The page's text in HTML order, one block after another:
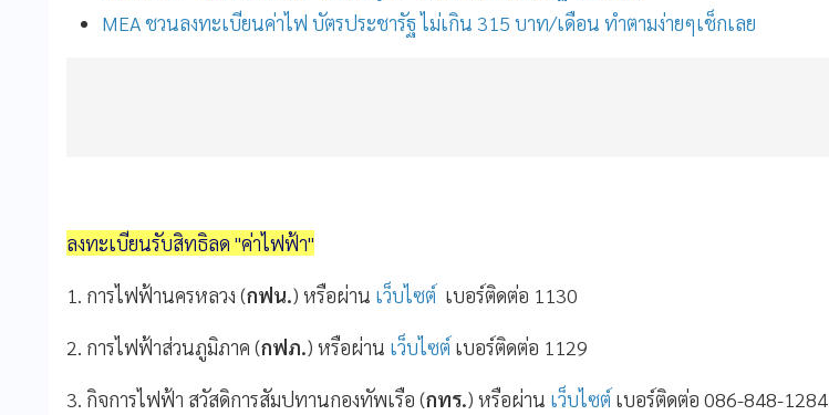
MEA ชวนลงทะเบียนค่าไฟ บัตรประชารัฐ ไม่เกิน 315 บาท/เดือน ทำตามง่ายๆเช็กเลย
ลงทะเบียนรับสิทธิลด "ค่าไฟฟ้า"
1. การไฟฟ้านครหลวง (กฟน.) หรือผ่าน เว็บไซต์ เบอร์ติดต่อ 1130
2. การไฟฟ้าส่วนภูมิภาค (กฟภ.) หรือผ่าน เว็บไซต์ เบอร์ติดต่อ 1129
3. กิจการไฟฟ้า สวัสดิการสัมปทานกองทัพเรือ (กทร.) หรือผ่าน เว็บไซต์ เบอร์ติดต่อ 086-848-1284